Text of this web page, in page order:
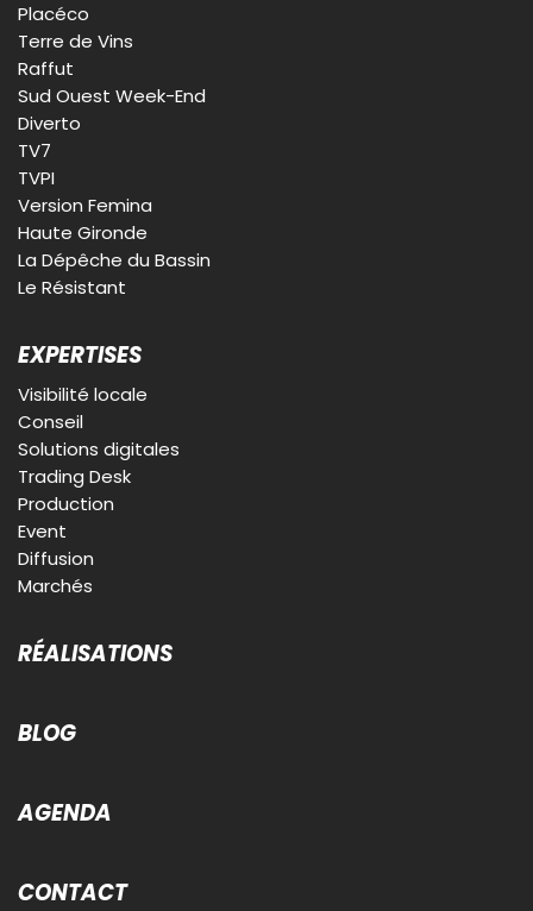
Placéco
Terre de Vins
Raffut
Sud Ouest Week-End
Diverto
TV7
TVPI
Version Femina
Haute Gironde
La Dépêche du Bassin
Le Résistant
EXPERTISES
Visibilité locale
Conseil
Solutions digitales
Trading Desk
Production
Event
Diffusion
Marchés
RÉALISATIONS
BLOG
AGENDA
CONTACT